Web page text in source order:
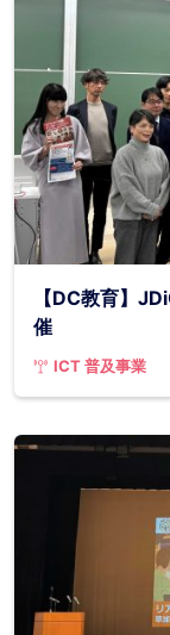
【DC教育】
催
ICT 普及事業